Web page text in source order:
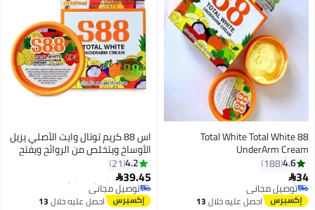
88 Total White Total White
UnderArm Cream
4.6
188
34
توصيل مجاني
توصيل مجانياحصل عليه خلال13
اس 88 كريم توتال وايت الأصلي يزيل
الأوساخ ويتخلص من الروائح ويفتح
البشرة مع تحفيز مرونة الجلد .35
جرام
4.2
21
39.45
#1 في كريم للرقبة وأعلى الصدر
أقل سعر في 7 يوم
توصيل مجاني
تم بيع +70 مؤخرًا
#1 في كريم للرقبة وأعلى الصدر احصل عليه خلال13